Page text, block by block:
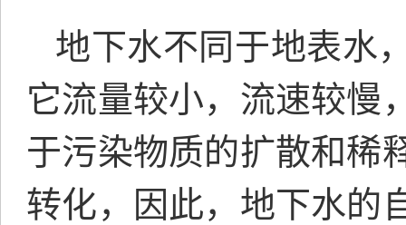
地下水不同于地表水
它流量较小，流速较慢
于污染物质的扩散和稀
转化，因此，地下水的